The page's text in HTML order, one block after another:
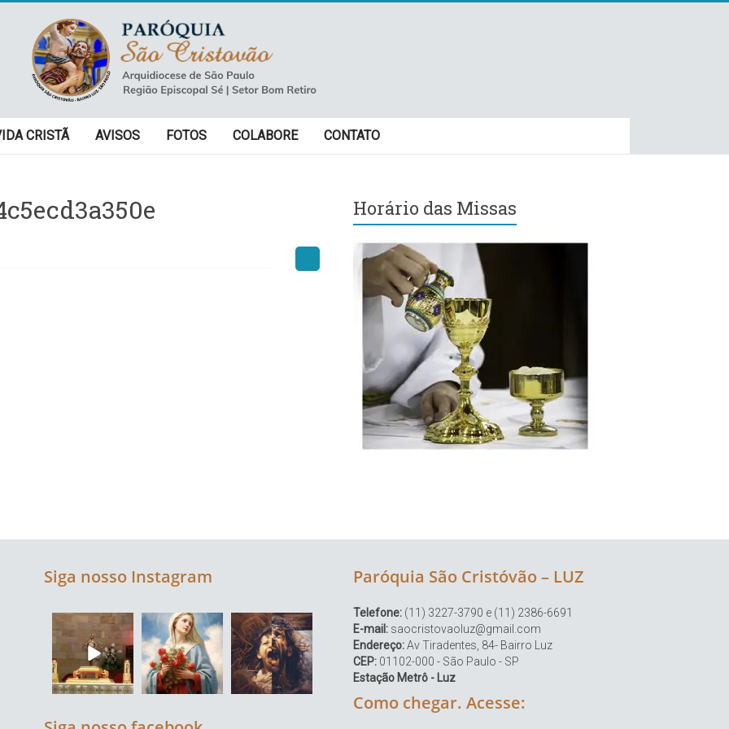
CRISTÃ AVISOS FOTOS COLABORE CONTATO
Horário das Missas
Siga nosso Instagram Paróquia São Cristóvão – LUZ
Telefone: (11) 3227-3790 e (11) 2386-6691
E-mail: saocristovaoluz@gmail.com
Endereço:Av Tiradentes, 84- Bairro Luz
CEP: 01102-000 - São Paulo - SP
Estação Metrô - Luz
Como chegar. Acesse: